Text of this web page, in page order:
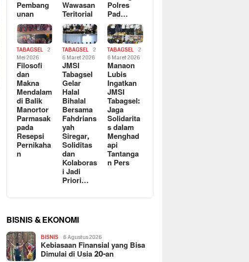
Pembang
unan
Wawasan
Teritorial
Polres
Pad…
TABAGSEL
2
Mei 2026
Filosofi
dan
Makna
Mendalam
di Balik
Manortor
Parmasak
pada
Resepsi
Pernikaha
n
TABAGSEL
2
6 Maret 2026
JMSI
Tabagsel
Gelar
Halal
Bihalal
Bersama
Fahdrians
yah
Siregar,
Soliditas
dan
Kolaboras
i Jadi
Priori…
TABAGSEL
2
6 Maret 2026
Manaon
Lubis
Ingatkan
JMSI
Tabagsel:
Jaga
Solidarita
s dalam
Menghad
api
Tantanga
n Pers
BISNIS & EKONOMI
BISNIS 6 Agustus 2026
Kebiasaan Finansial yang Bisa
Dimulai di Usia 20-an